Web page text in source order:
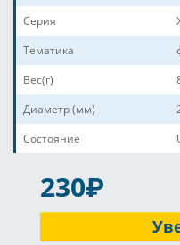
Серия
Тематика
Вес(г)
Диаметр (мм)
Состояние
230P